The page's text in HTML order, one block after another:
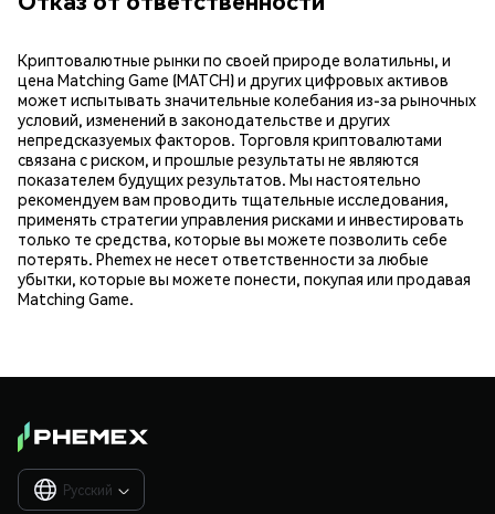
Криптовалютные рынки по своей природе волатильны, и
цена Matching Game (MATCH) и других цифровых активов
может испытывать значительные колебания из-за рыночных
условий, изменений в законодательстве и других
непредсказуемых факторов. Торговля криптовалютами
связана с риском, и прошлые результаты не являются
показателем будущих результатов. Мы настоятельно
рекомендуем вам проводить тщательные исследования,
применять стратегии управления рисками и инвестировать
только те средства, которые вы можете позволить себе
потерять. Phemex не несет ответственности за любые
убытки, которые вы можете понести, покупая или продавая
Matching Game.
Русский 